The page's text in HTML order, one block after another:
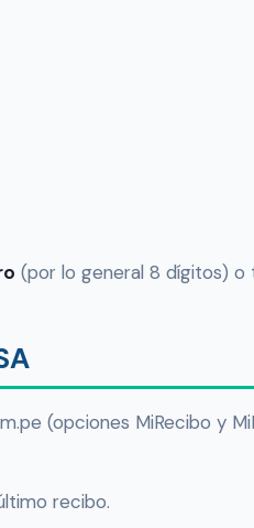
(por lo general 8 dígitos) o
(opciones MiRecibo y
recibo.